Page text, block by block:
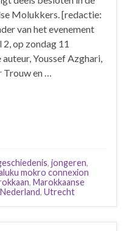
Molukkers. [redactie:
van het evenement
op zondag 11
Youssef Azghari,
Trouw en …
, jongeren,
mokro connexion
, Marokkaanse
Nederland, Utrecht